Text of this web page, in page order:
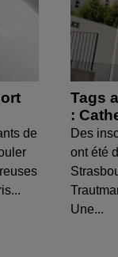
de
Tags
:
Des
ont été
Une...